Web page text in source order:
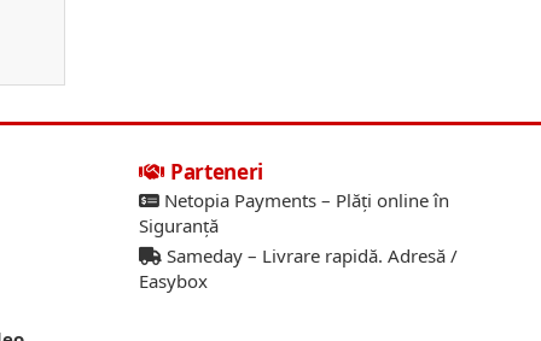
Parteneri
Netopia Payments – Plăți online în
Siguranță
Sameday – Livrare rapidă. Adresă /
Easybox